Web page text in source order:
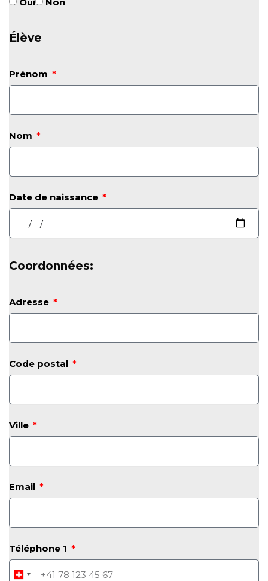
Élève
Prénom
Nom
Date de naissance
Coordonnées:
Adresse
Code postal
Ville
Email
Téléphone 1